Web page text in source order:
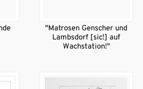
"Matrosen Genscher und
Lambsdorf [sic!] auf
Wachstation!"